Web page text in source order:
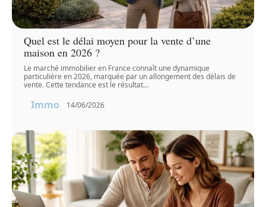
Quel est le délai moyen pour la vente d’une
maison en 2026 ?
Le marché immobilier en France connaît une dynamique
particulière en 2026, marquée par un allongement des délais de
vente. Cette tendance est le résultat…
Immo 14/06/2026